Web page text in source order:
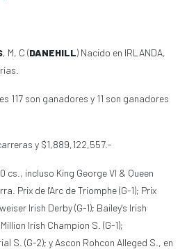
, M, C (DANEHILL) Nacido en IRLANDA,
117 son ganadores y 11 son ganadores
y $1,889,122,557.-
cs., incluso King George VI & Queen
Prix de l'Arc de Triomphe (G-1); Prix
Irish Derby (G-1); Bailey's Irish
Irish Champion S. (G-1);
S. (G-2); y Ascon Rohcon Alleged S., en